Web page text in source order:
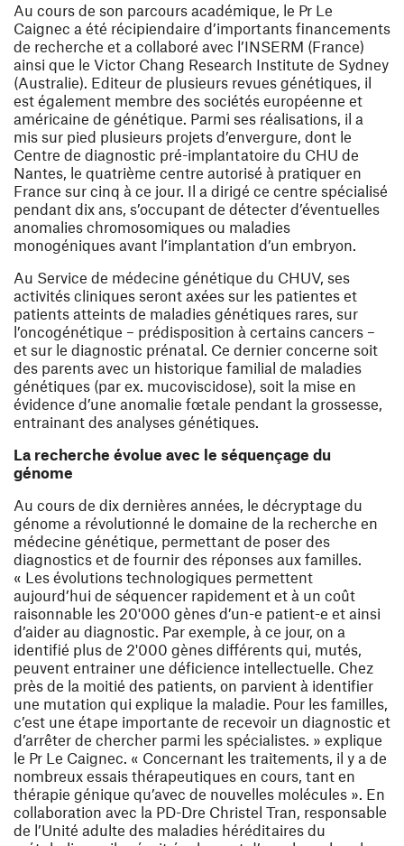
Au cours de son parcours académique, le Pr Le
Caignec a été récipiendaire d’importants financements
de recherche et a collaboré avec l’INSERM (France)
ainsi que le Victor Chang Research Institute de Sydney
(Australie). Editeur de plusieurs revues génétiques, il
est également membre des sociétés européenne et
américaine de génétique. Parmi ses réalisations, il a
mis sur pied plusieurs projets d’envergure, dont le
Centre de diagnostic pré-implantatoire du CHU de
Nantes, le quatrième centre autorisé à pratiquer en
France sur cinq à ce jour. Il a dirigé ce centre spécialisé
pendant dix ans, s’occupant de détecter d’éventuelles
anomalies chromosomiques ou maladies
monogéniques avant l’implantation d’un embryon.
Au Service de médecine génétique du CHUV, ses
activités cliniques seront axées sur les patientes et
patients atteints de maladies génétiques rares, sur
l’oncogénétique – prédisposition à certains cancers –
et sur le diagnostic prénatal. Ce dernier concerne soit
des parents avec un historique familial de maladies
génétiques (par ex. mucoviscidose), soit la mise en
évidence d’une anomalie fœtale pendant la grossesse,
entrainant des analyses génétiques.
La recherche évolue avec le séquençage du
génome
Au cours de dix dernières années, le décryptage du
génome a révolutionné le domaine de la recherche en
médecine génétique, permettant de poser des
diagnostics et de fournir des réponses aux familles.
« Les évolutions technologiques permettent
aujourd’hui de séquencer rapidement et à un coût
raisonnable les 20'000 gènes d’un-e patient-e et ainsi
d’aider au diagnostic. Par exemple, à ce jour, on a
identifié plus de 2'000 gènes différents qui, mutés,
peuvent entrainer une déficience intellectuelle. Chez
près de la moitié des patients, on parvient à identifier
une mutation qui explique la maladie. Pour les familles,
c’est une étape importante de recevoir un diagnostic et
d’arrêter de chercher parmi les spécialistes. » explique
le Pr Le Caignec. « Concernant les traitements, il y a de
nombreux essais thérapeutiques en cours, tant en
thérapie génique qu’avec de nouvelles molécules ». En
collaboration avec la PD-Dre Christel Tran, responsable
de l’Unité adulte des maladies héréditaires du